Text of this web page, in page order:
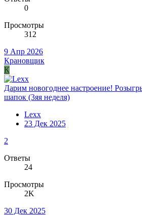
0
Просмотры
312
9 Апр 2026
Крановщик
К
Дарим новогоднее настроение!
шапок (3яя неделя)
Lexx
23 Дек 2025
2
Ответы
24
Просмотры
2K
30 Дек 2025